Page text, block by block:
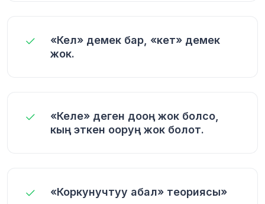
«Кел» демек бар, «кет» демек
жок.
«Келе» деген дооң жок болсо,
кың эткен ооруң жок болот.
«Коркунучтуу абал» теориясы»